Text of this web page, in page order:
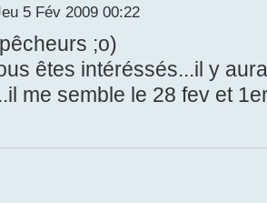
5 Fév 2009 00:22
;o)
êtes intéréssés...il y
me semble le 28 fev et